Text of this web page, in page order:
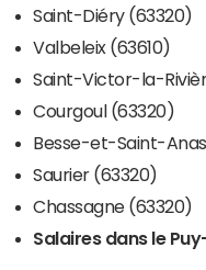
Saint-Diéry (63320)
Valbeleix (63610)
Saint-Victor-la-
Courgoul (63320)
Besse-et-Saint-
Saurier (63320)
Chassagne (63320)
Salaires dans le